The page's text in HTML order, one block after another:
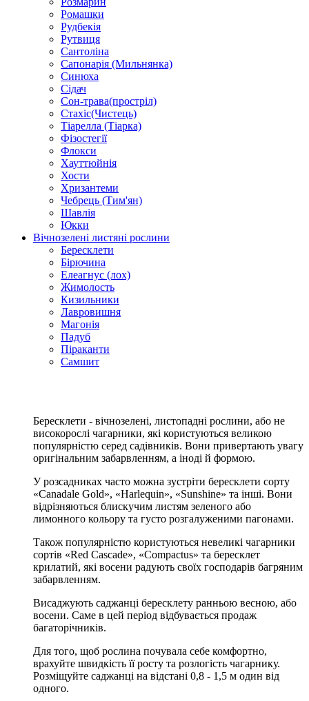
Ромашки
Рудбекія
Рутвиця
Сантоліна
Сапонарія (Мильнянка)
Синюха
Сідач
Сон-трава(простріл)
Стахіс(Чистець)
Тіарелла (Тіарка)
Фізостегії
Флокси
Хауттюйнія
Хости
Хризантеми
Чебрець (Тим'ян)
Шавлія
Юкки
Вічнозелені листяні рослини
Бересклети
Бірючина
Елеагнус (лох)
Жимолость
Кизильники
Лавровишня
Магонія
Падуб
Піраканти
Самшит
Бересклети - вічнозелені, листопадні рослини, або не
високорослі чагарники, які користуються великою
популярністю серед садівників. Вони привертають увагу
оригінальним забарвленням, а іноді й формою.
У розсадниках часто можна зустріти бересклети сорту
«Canadale Gold», «Harlequin», «Sunshine» та інші. Вони
відрізняються блискучим листям зеленого або
лимонного кольору та густо розгалуженими пагонами.
Також популярністю користуються невеликі чагарники
сортів «Red Cascade», «Compactus» та бересклет
крилатий, які восени радують своїх господарів багряним
забарвленням.
Висаджують саджанці бересклету ранньою весною, або
восени. Саме в цей період відбувається продаж
багаторічників.
Для того, щоб рослина почувала себе комфортно,
врахуйте швидкість її росту та розлогість чагарнику.
Розміщуйте саджанці на відстані 0,8 - 1,5 м один від
одного.